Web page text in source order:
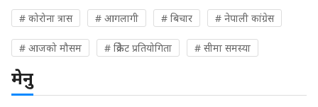
# कोरोना त्रास # आगलागी # बिचार # नेपाली कांग्रेस
# आजको मौसम # क्रिकेट प्रतियोगिता # सीमा समस्या
मेनु